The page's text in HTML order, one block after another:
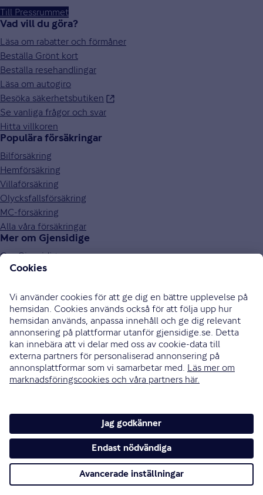
Till Pressrummet
Vad vill du göra?
Läsa om rabatter och förmåner
Beställa Grönt kort
Beställa resehandlingar
Läsa om autogiro
Besöka säkerhetsbutiken
Se vanliga frågor och svar
Hitta villkoren
Populära försäkringar
Bilförsäkring
Hemförsäkring
Villaförsäkring
Olycksfallsförsäkring
MC-försäkring
Alla våra försäkringar
Mer om Gjensidige
Om Gjensidige
Jobba hos oss
Press och media
Investor relations
Samarbetspartners
0771-326 326
Bli uppringd
Skriv till oss
Instagram
Cookies och säkerhet
Hantering av personuppgifter
Tillgänglighetsredogörelse